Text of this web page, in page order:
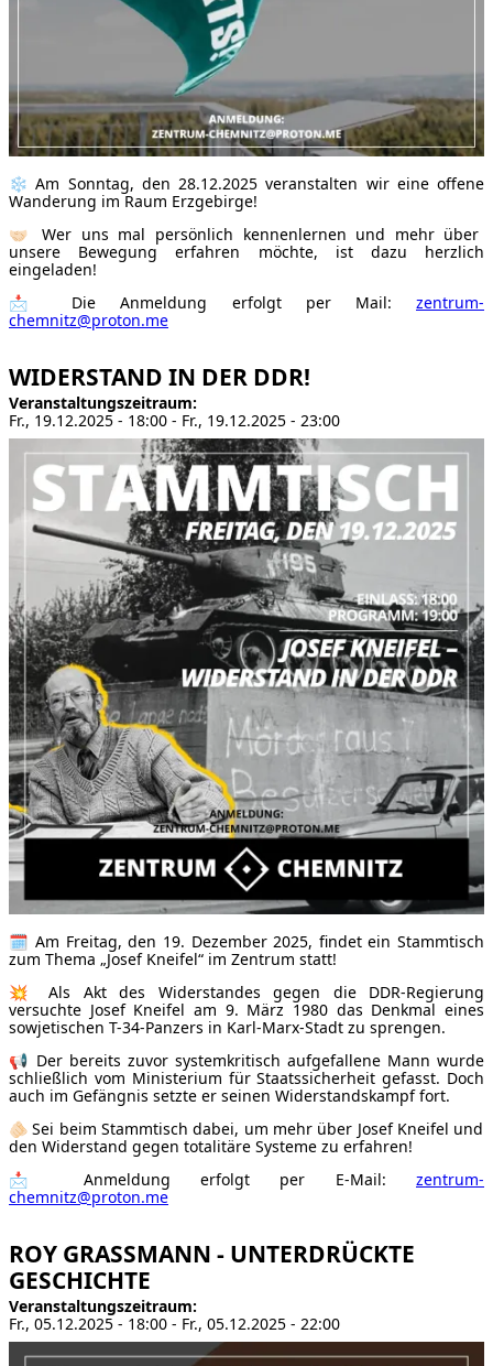
❄️ Am Sonntag, den 28.12.2025 veranstalten wir eine offene
Wanderung im Raum Erzgebirge!
🤝🏻 Wer uns mal persönlich kennenlernen und mehr über
unsere Bewegung erfahren möchte, ist dazu herzlich
eingeladen!
📩 Die Anmeldung erfolgt per Mail: zentrum-
chemnitz@proton.me
WIDERSTAND IN DER DDR!
Veranstaltungszeitraum
Fr., 19.12.2025 - 18:00 - Fr., 19.12.2025 - 23:00
🗓 Am Freitag, den 19. Dezember 2025, findet ein Stammtisch
zum Thema „Josef Kneifel“ im Zentrum statt!
💥 Als Akt des Widerstandes gegen die DDR-Regierung
versuchte Josef Kneifel am 9. März 1980 das Denkmal eines
sowjetischen T-34-Panzers in Karl-Marx-Stadt zu sprengen.
📢 Der bereits zuvor systemkritisch aufgefallene Mann wurde
schließlich vom Ministerium für Staatssicherheit gefasst. Doch
auch im Gefängnis setzte er seinen Widerstandskampf fort.
🫵🏻 Sei beim Stammtisch dabei, um mehr über Josef Kneifel und
den Widerstand gegen totalitäre Systeme zu erfahren!
📩 Anmeldung erfolgt per E-Mail: zentrum-
chemnitz@proton.me
ROY GRASSMANN - UNTERDRÜCKTE
GESCHICHTE
Veranstaltungszeitraum
Fr., 05.12.2025 - 18:00 - Fr., 05.12.2025 - 22:00